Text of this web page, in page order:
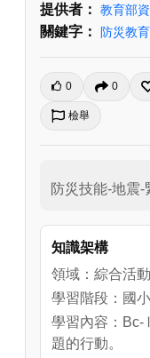
提供者： 教育部
關鍵字： 防災教育
0 0
檢舉
防災技能-地震
知識架構
領域：綜合活
學習階段：國
學習內容：Bc-
題的行動。